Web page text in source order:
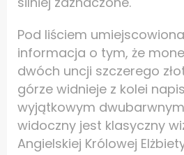
Pod liściem
informacja o tym, że
dwóch uncji szczerego
górze widnieje z kolei
wyjątkowym
widoczny jest klasyczny
Angielskiej Królowej